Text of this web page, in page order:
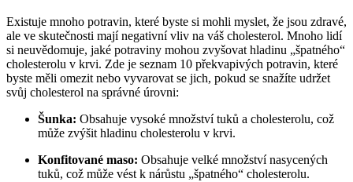
Existuje mnoho potravin, které byste si mohli myslet, že jsou zdravé,
ale ve skutečnosti mají negativní vliv na váš cholesterol. Mnoho lidí
si neuvědomuje, jaké potraviny mohou zvyšovat hladinu „špatného“
cholesterolu v krvi. Zde je seznam 10 překvapivých potravin, které
byste měli omezit nebo vyvarovat se jich, pokud se snažíte udržet
svůj cholesterol na správné úrovni:
Šunka: Obsahuje vysoké množství tuků a cholesterolu, což
může zvýšit hladinu cholesterolu v krvi.
Konfitované maso: Obsahuje velké množství nasycených
tuků, což může vést k nárůstu „špatného“ cholesterolu.